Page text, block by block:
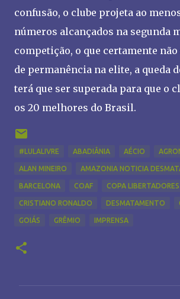
confusão, o clube projeta ao
números alcançados na segunda
competição, o que certamente
de permanência na elite, a queda
terá que ser superada para que o
os 20 melhores do Brasil.
#LULALIVRE ABADIÂNIA AÉCIO
ALAN MINEIRO AMAZONIA NOTICIA
BARCELONA COAF COPA LIBERTADORES
CRISTIANO RONALDO DESMATAMENTO
GOIÁS GRÊMIO IMPRENSA